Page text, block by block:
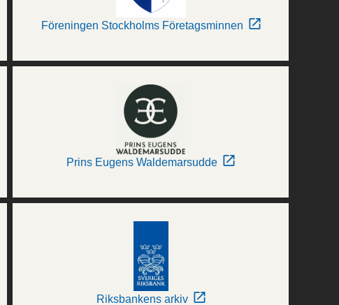
Föreningen Stockholms Företagsminnen
Prins Eugens Waldemarsudde
Riksbankens arkiv